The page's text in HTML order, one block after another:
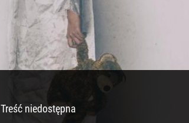
Treść niedostępna